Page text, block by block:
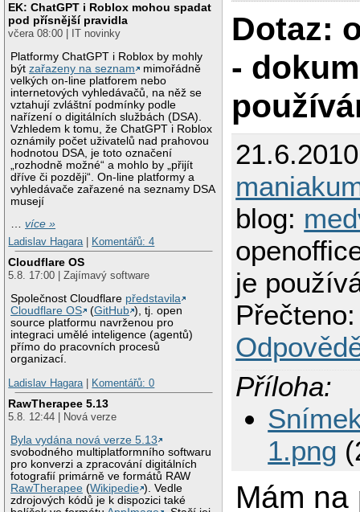
EK: ChatGPT i Roblox mohou spadat
pod přísnější pravidla
včera 08:00 | IT novinky
Platformy ChatGPT i Roblox by mohly
býtzařazeny na seznam
mimořádně
velkých on-line platforem nebo
internetových vyhledávačů, na něž se
vztahují zvláštní podmínky podle
nařízení o digitálních službách (DSA).
Vzhledem k tomu, že ChatGPT i Roblox
oznámily počet uživatelů nad prahovou
hodnotou DSA, je toto označení
„rozhodně možné“ a mohlo by „přijít
dříve či později“. On-line platformy a
vyhledávače zařazené na seznamy DSA
musejí
…více »
Ladislav Hagara
Komentářů: 4
Cloudflare OS
5.8. 17:00 | Zajímavý software
Společnost Cloudflare představila
Cloudflare OS
(GitHub ), tj. open
source platformu navrženou pro
integraci umělé inteligence (agentů)
přímo do pracovních procesů
organizací.
Ladislav Hagara
Komentářů: 0
RawTherapee 5.13
5.8. 12:44 | Nová verze
Byla vydána nová verze 5.13
svobodného multiplatformního softwaru
pro konverzi a zpracování digitálních
fotografií primárně ve formátů RAW
RawTherapee (Wikipedie ). Vedle
zdrojových kódů je k dispozici také
Dotaz:
-
blog:
je
Příloha:
1.png
Mám